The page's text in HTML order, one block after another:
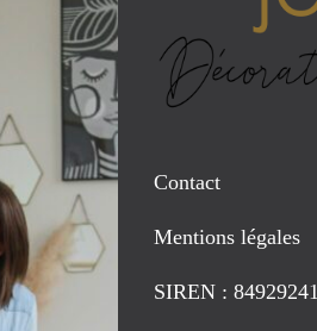
Contact
Mentions légales
SIREN : 84929241